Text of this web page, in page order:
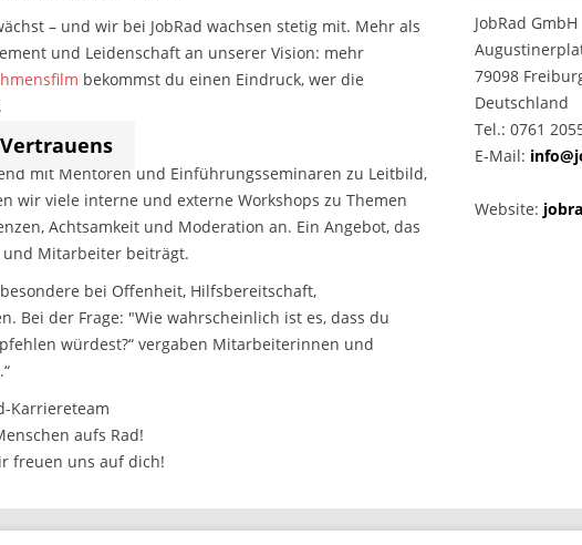
– und wir bei JobRad wachsen stetig mit. Mehr als
und Leidenschaft an unserer Vision: mehr
bekommst du einen Eindruck, wer die
mit Mentoren und Einführungsseminaren zu Leitbild,
wir viele interne und externe Workshops zu Themen
Achtsamkeit und Moderation an. Ein Angebot, das
Mitarbeiter beiträgt.
bei Offenheit, Hilfsbereitschaft,
Bei der Frage: "Wie wahrscheinlich ist es, dass du
würdest?“ vergaben Mitarbeiterinnen und
Karriereteam
aufs Rad!
freuen uns auf dich!
JobRad GmbH
79098
Deutschland
Tel.: 0761
E-Mail:
Website: